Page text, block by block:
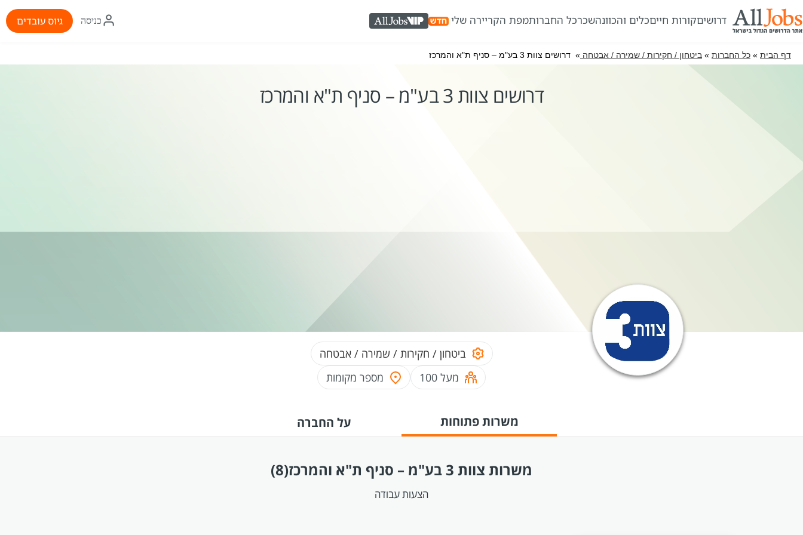
דרושיםקורות חייםכלים והכוונהשכרכל החברותמפת הקריירה שלי AllJobs VIP
איקון
התחברות
כניסה גיוס עובדים
דף הבית » כל החברות » ביטחון / חקירות / שמירה / אבטחה » דרושים צוות 3 בע"מ – סניף ת"א והמרכז
דרושים צוות 3 בע"מ – סניף ת"א והמרכז
ביטחון / חקירות / שמירה / אבטחה
מעל 100
מספר מקומות
משרות פתוחות על החברה
משרות צוות 3 בע"מ – סניף ת"א והמרכז (8)
הצעות עבודה